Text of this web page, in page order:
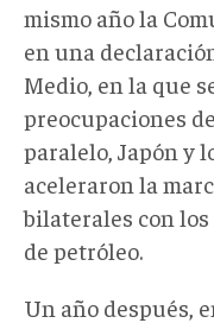
mismo año la
en una
Medio, en la que
preocupaciones
paralelo, Japón y
aceleraron la
bilaterales con
de petróleo.
Un año después,